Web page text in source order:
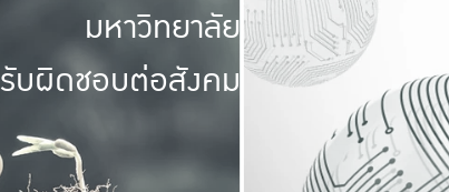
มหาวิทยาลัย
รับผิดชอบต่อสังคม